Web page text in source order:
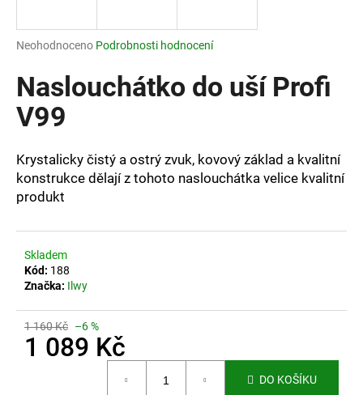
Průměrné
produktu
0,0
z
hvězdiček.
Neohodnoceno Podrobnosti hodnocení
Naslouchátko do uší Profi
V99
Krystalicky čistý a ostrý zvuk, kovový základ a kvalitní
konstrukce dělají z tohoto naslouchátka velice kvalitní
produkt
Skladem
Kód: 188
Značka: Ilwy
1 160 Kč –6 %
1 089 Kč
DO KOŠÍKU
j
t
?
HLEDAT
D
o
p
o